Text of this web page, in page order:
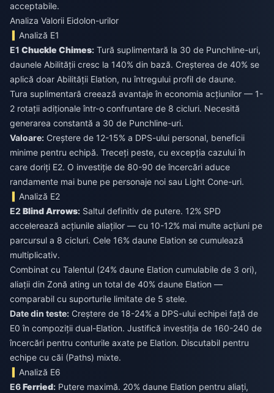
acceptabile.
Analiza Valorii Eidolon-urilor
Analiză E1
E1 Chuckle Chimes: Tură suplimentară la 30 de Punchline-uri,
daunele Abilității cresc la 140% din bază. Creșterea de 40% se
aplică doar Abilității Elation, nu întregului profil de daune.
Tura suplimentară creează avantaje în economia acțiunilor — 1-
2 rotații adiționale într-o confruntare de 8 cicluri. Necesită
generarea constantă a 30 de Punchline-uri.
Valoare: Creștere de 12-15% a DPS-ului personal, beneficii
minime pentru echipă. Treceți peste, cu excepția cazului în
care doriți E2. O investiție de 80-90 de încercări aduce
randamente mai bune pe personaje noi sau Light Cone-uri.
Analiză E2
E2 Blind Arrows: Saltul definitiv de putere. 12% SPD
accelerează acțiunile aliaților — cu 10-12% mai multe acțiuni pe
parcursul a 8 cicluri. Cele 16% daune Elation se cumulează
multiplicativ.
Combinat cu Talentul (24% daune Elation cumulabile de 3 ori),
aliații din Zonă ating un total de 40% daune Elation —
comparabil cu suporturile limitate de 5 stele.
Date din teste: Creștere de 18-24% a DPS-ului echipei față de
E0 în compoziții dual-Elation. Justifică investiția de 160-240 de
încercări pentru conturile axate pe Elation. Discutabil pentru
echipe cu căi (Paths) mixte.
Analiză E6
E6Ferried: Putere maximă. 20% daune Elation pentru aliați,